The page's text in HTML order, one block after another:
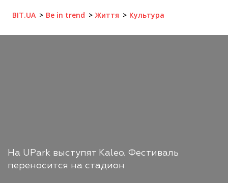
BIT.UA Be in trend Життя Культура
На UPark выступят Kaleo. Фестиваль
переносится на стадион